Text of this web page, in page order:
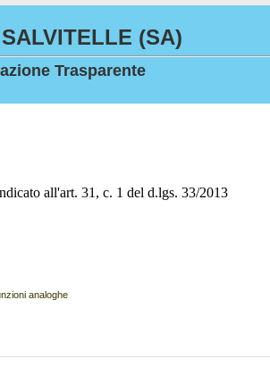
(SA)
Trasparente
all'art. 31, c. 1 del d.lgs. 33/2013
analoghe